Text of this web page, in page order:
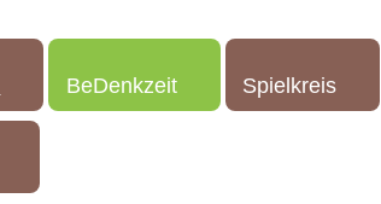
BeDenkzeit Spielkreis